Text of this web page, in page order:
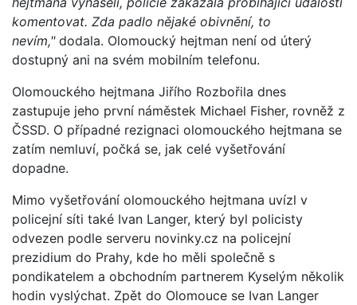
komentovat. Zda padlo nějaké obivnění, to
nevím,"dodala. Olomoucký hejtman není od úterý
dostupný ani na svém mobilním telefonu.
Olomouckého hejtmana Jiřího Rozbořila dnes
zastupuje jeho první náměstek Michael Fisher, rovněž z
ČSSD. O případné rezignaci olomouckého hejtmana se
zatím nemluví, počká se, jak celé vyšetřování
dopadne.
Mimo vyšetřování olomouckého hejtmana uvízl v
policejní síti také Ivan Langer, který byl policisty
odvezen podle serveru novinky.cz na policejní
prezidium do Prahy, kde ho měli společně s
pondikatelem a obchodním partnerem Kyselým několik
hodin vyslýchat. Zpět do Olomouce se Ivan Langer